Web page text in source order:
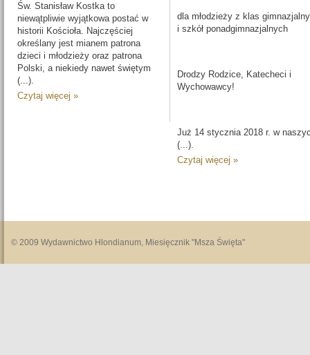
Św. Stanisław Kostka to
niewątpliwie wyjątkowa postać w
historii Kościoła. Najczęściej
określany jest mianem patrona
dzieci i młodzieży oraz patrona
Polski, a niekiedy nawet świętym
(...).
Czytaj więcej »
dla młodzieży z klas
i szkół ponadgimnazjalnych
Drodzy Rodzice, Katecheci i
Wychowawcy!
Już 14 stycznia 2018 r. w
(...).
Czytaj więcej »
© 2009 Wydawnictwo Hlondianum, Miesięcznik "Msza Święta"